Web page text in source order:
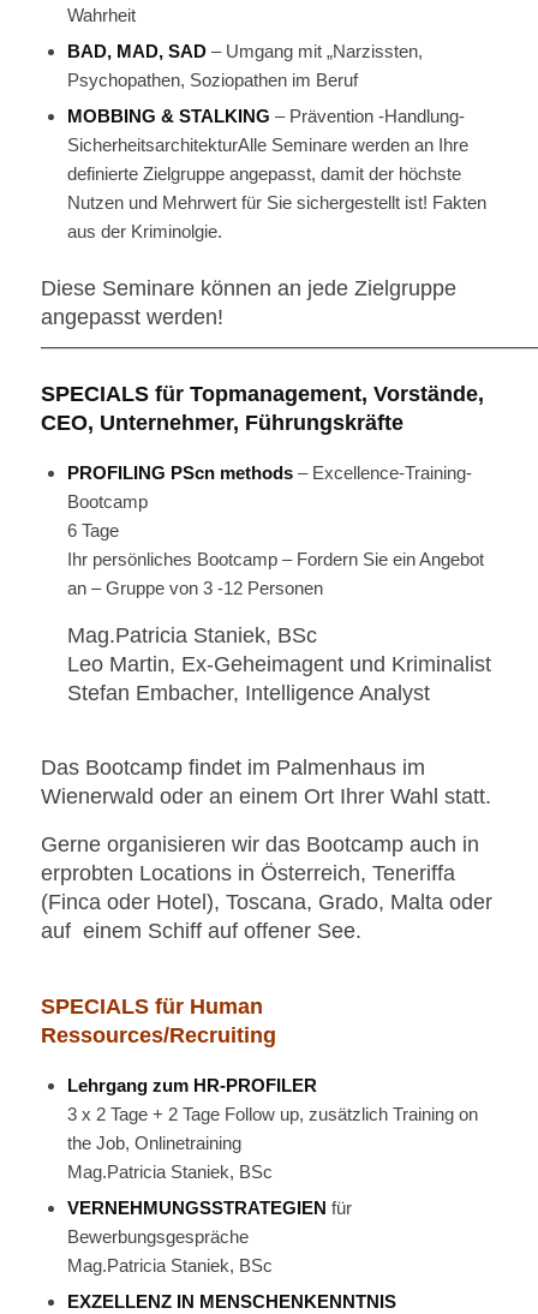
Wahrheit
BAD, MAD, SAD– Umgang mit „Narzissten,
Psychopathen, Soziopathen im Beruf
MOBBING & STALKING – Prävention -Handlung-
SicherheitsarchitekturAlle Seminare werden an Ihre
definierte Zielgruppe angepasst, damit der höchste
Nutzen und Mehrwert für Sie sichergestellt ist! Fakten
aus der Kriminolgie.
Diese Seminare können an jede Zielgruppe
angepasst werden!
SPECIALS für Topmanagement, Vorstände,
CEO, Unternehmer, Führungskräfte
PROFILING PScn methods– Excellence-Training-
Bootcamp
6 Tage
Ihr persönliches Bootcamp – Fordern Sie ein Angebot
an – Gruppe von 3 -12 Personen
Mag.Patricia Staniek, BSc
Leo Martin, Ex-Geheimagent und Kriminalist
Stefan Embacher, Intelligence Analyst
Das Bootcamp findet im Palmenhaus im
Wienerwald oder an einem Ort Ihrer Wahl statt.
Gerne organisieren wir das Bootcamp auch in
erprobten Locations in Österreich, Teneriffa
(Finca oder Hotel), Toscana, Grado, Malta oder
auf einem Schiff auf offener See.
SPECIALS für Human
Ressources/Recruiting
Lehrgang zum HR-PROFILER
3 x 2 Tage + 2 Tage Follow up, zusätzlich Training on
the Job, Onlinetraining
Mag.Patricia Staniek, BSc
VERNEHMUNGSSTRATEGIEN für
Bewerbungsgespräche
Mag.Patricia Staniek, BSc
EXZELLENZ IN MENSCHENKENNTNIS